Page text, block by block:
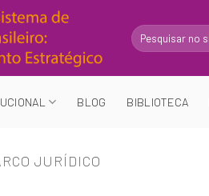
Search
for:
BLOG BIBLIOTECA
JURÍDICO